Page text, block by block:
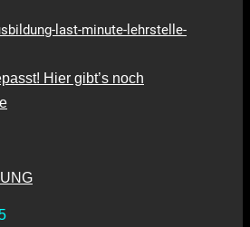
Hier gibt’s noch